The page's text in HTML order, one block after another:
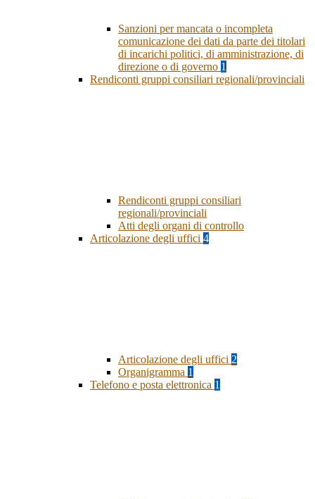
Sanzioni per mancata o incompleta
comunicazione dei dati da parte dei titolari
di incarichi politici, di amministrazione, di
direzione o di governo 1
Rendiconti gruppi consiliari regionali/provinciali
Rendiconti gruppi consiliari
regionali/provinciali
Atti degli organi di controllo
Articolazione degli uffici 4
Articolazione degli uffici 2
Organigramma 1
Telefono e posta elettronica 1